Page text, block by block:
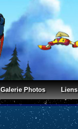
Galerie Photos Liens